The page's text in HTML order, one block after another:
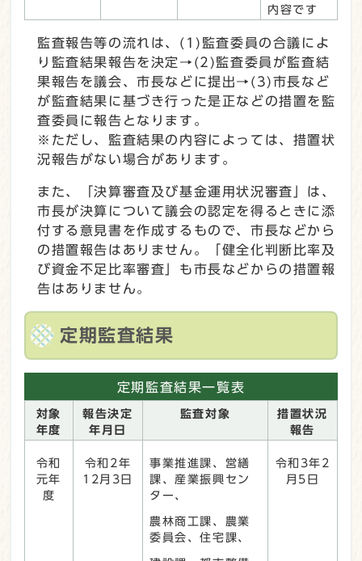
内容です
監査報告等の流れは、(1)監査委員の合議によ
り監査結果報告を決定→(2)監査委員が監査結
果報告を議会、市長などに提出→(3)市長など
が監査結果に基づき行った是正などの措置を監
査委員に報告となります。
※ただし、監査結果の内容によっては、措置状
況報告がない場合があります。
また、「決算審査及び基金運用状況審査」は、
市長が決算について議会の認定を得るときに添
付する意見書を作成するもので、市長などから
の措置報告はありません。「健全化判断比率及
び資金不足比率審査」も市長などからの措置報
告はありません。
定期監査結果
定期監査結果一覧表
対象
年度
報告決定
年月日
監査対象
措置状況
報告
令和
元年
度
令和2年
12月3日
事業推進課、営繕
課、産業振興セン
ター、
農林商工課、農業
委員会、住宅課、
令和3年2
月5日